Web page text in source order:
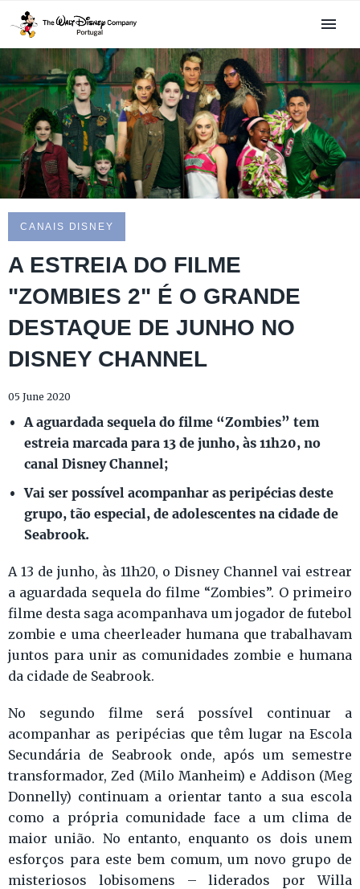
CANAIS DISNEY
A ESTREIA DO FILME
"ZOMBIES 2" É O GRANDE
DESTAQUE DE JUNHO NO
DISNEY CHANNEL
05 June 2020
A aguardada sequela do filme “Zombies” tem
estreia marcada para 13 de junho, às 11h20, no
canal Disney Channel;
Vai ser possível acompanhar as peripécias deste
grupo, tão especial, de adolescentes na cidade de
Seabrook.
A 13 de junho, às 11h20, o Disney Channel vai estrear
a aguardada sequela do filme “Zombies”. O primeiro
filme desta saga acompanhava um jogador de futebol
zombie e uma cheerleader humana que trabalhavam
juntos para unir as comunidades zombie e humana
da cidade de Seabrook.
No segundo filme será possível continuar a
acompanhar as peripécias que têm lugar na Escola
Secundária de Seabrook onde, após um semestre
transformador, Zed (Milo Manheim) e Addison (Meg
Donnelly) continuam a orientar tanto a sua escola
como a própria comunidade face a um clima de
maior união. No entanto, enquanto os dois unem
esforços para este bem comum, um novo grupo de
misteriosos lobisomens – liderados por Willa